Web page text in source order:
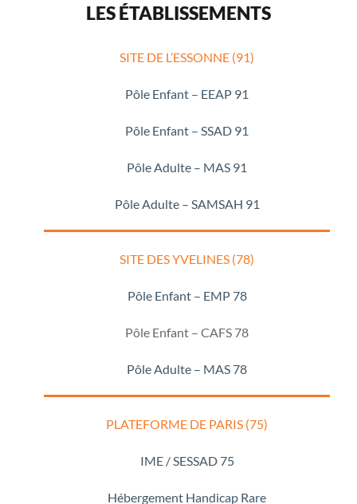
LES ÉTABLISSEMENTS
SITE DE L’ESSONNE (91)
Pôle Enfant – EEAP 91
Pôle Enfant – SSAD 91
Pôle Adulte – MAS 91
Pôle Adulte – SAMSAH 91
SITE DES YVELINES (78)
Pôle Enfant – EMP 78
Pôle Enfant – CAFS 78
Pôle Adulte – MAS 78
PLATEFORME DE PARIS (75)
IME / SESSAD 75
Hébergement Handicap Rare